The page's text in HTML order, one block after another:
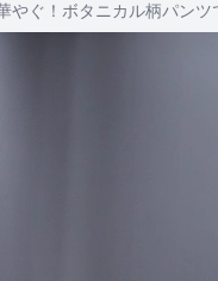
やぐ！ボタニカル柄パン